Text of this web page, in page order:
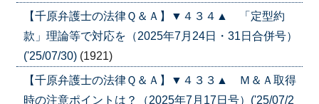
【千原弁護士の法律Ｑ＆Ａ】▼４３４▲ 「定型約
款」理論等で対応を（2025年7月24日・31日合併号）
('25/07/30) (1921)
【千原弁護士の法律Ｑ＆Ａ】▼４３３▲ Ｍ＆Ａ取得
時の注意ポイントは？（2025年7月17日号）('25/07/2